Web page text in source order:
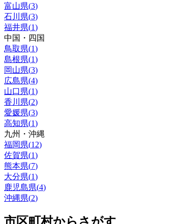
富山県(3)
石川県(3)
福井県(1)
中国・四国
鳥取県(1)
島根県(1)
岡山県(3)
広島県(4)
山口県(1)
香川県(2)
愛媛県(3)
高知県(1)
九州・沖縄
福岡県(12)
佐賀県(1)
熊本県(7)
大分県(1)
鹿児島県(4)
沖縄県(2)